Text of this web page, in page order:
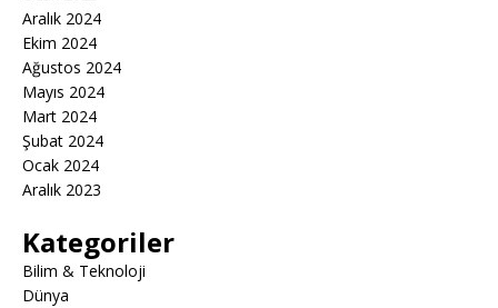
Aralık 2024
Ekim 2024
Ağustos 2024
Mayıs 2024
Mart 2024
Şubat 2024
Ocak 2024
Aralık 2023
Kategoriler
Bilim & Teknoloji
Dünya